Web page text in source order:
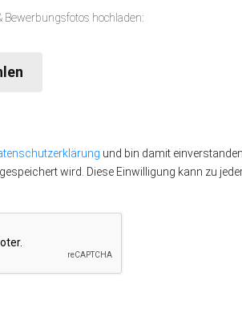
hochladen:
und bin damit
wird. Diese Einwilligung kann zu